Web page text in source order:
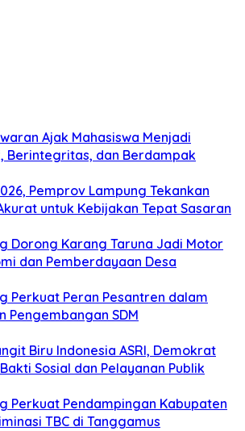
Ajak Mahasiswa Menjadi
Berintegritas, dan Berdampak
Pemprov Lampung Tekankan
untuk Kebijakan Tepat Sasaran
Dorong Karang Taruna Jadi Motor
dan Pemberdayaan Desa
Perkuat Peran Pesantren dalam
Pengembangan SDM
Biru Indonesia ASRI, Demokrat
Sosial dan Pelayanan Publik
Perkuat Pendampingan Kabupaten
TBC di Tanggamus